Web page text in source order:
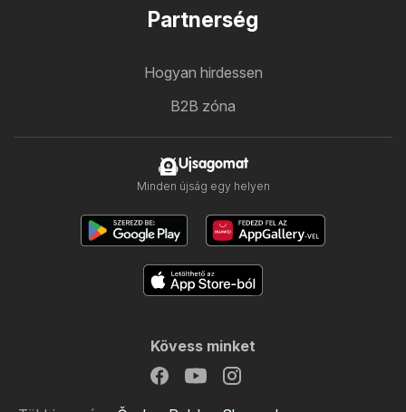
Partnerség
Hogyan hirdessen
B2B zóna
Ujsagomat
Minden újság egy helyen
Kövess minket